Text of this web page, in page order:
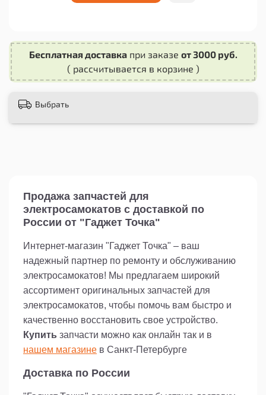
следить за движущимися сзади транспортными
средствами и предотвратить возможные
поломаются или потеряются. Приобретите
Бесплатная доставкапри заказе от 3000 руб.
( рассчитывается в корзине )
Выбрать
Продажа запчастей для
электросамокатов с доставкой по
России от "Гаджет Точка"
Интернет-магазин "Гаджет Точка" – ваш
надежный партнер по ремонту и обслуживанию
электросамокатов! Мы предлагаем широкий
ассортимент оригинальных запчастей для
электросамокатов, чтобы помочь вам быстро и
качественно восстановить свое устройство.
Купить запчасти можно как онлайн так и в
нашем магазине в Санкт-Петербурге
Доставка по России